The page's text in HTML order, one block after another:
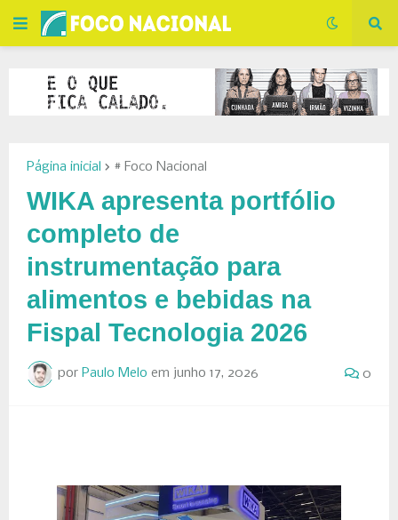
Página inicial # Foco Nacional
WIKA apresenta portfólio
completo de
instrumentação para
alimentos e bebidas na
Fispal Tecnologia 2026
por Paulo Melo em junho 17, 2026 0